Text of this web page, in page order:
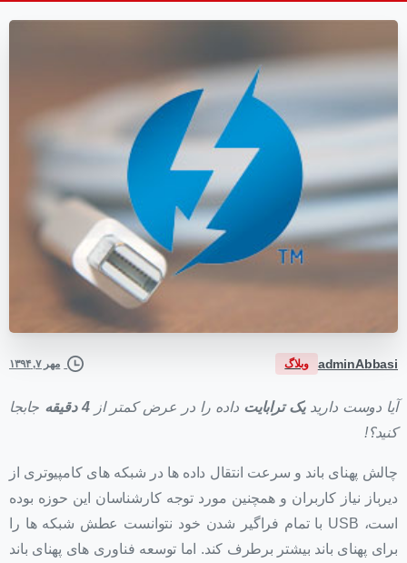
adminAbbasi وبلاگ مهر ۷, ۱۳۹۴
آیا دوست داریدیک ترابایت داده را در عرض کمتر از 4 دقیقه
جابجا
کنید؟!
چالش پهنای باند و سرعت انتقال داده ها در شبکه های کامپیوتری از
دیرباز نیاز کاربران و همچنین مورد توجه کارشناسان این حوزه بوده
است، USB با تمام فراگیر شدن خود نتوانست عطش شبکه ها را
برای پهنای باند بیشتر برطرف کند. اما توسعه فناوری های پهنای باند